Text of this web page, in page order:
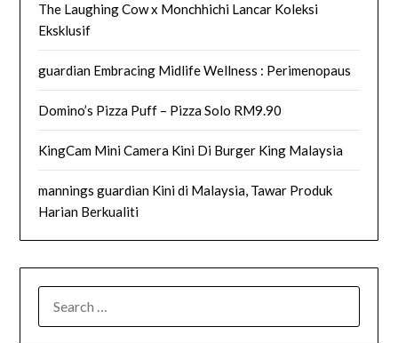
The Laughing Cow x Monchhichi Lancar Koleksi
Eksklusif
guardian Embracing Midlife Wellness : Perimenopaus
Domino’s Pizza Puff – Pizza Solo RM9.90
KingCam Mini Camera Kini Di Burger King Malaysia
mannings guardian Kini di Malaysia, Tawar Produk
Harian Berkualiti
FOR: